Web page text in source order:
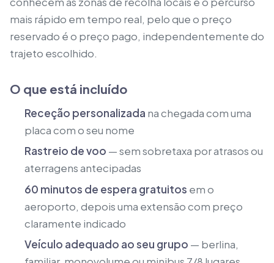
mais rápido em tempo real, pelo que o preço
reservado é o preço pago, independentemente do
trajeto escolhido.
O que está incluído
Receção personalizada na chegada com uma
placa com o seu nome
Rastreio de voo — sem sobretaxa por atrasos ou
aterragens antecipadas
60 minutos de espera gratuitos em o
aeroporto, depois uma extensão com preço
claramente indicado
Veículo adequado ao seu grupo — berlina,